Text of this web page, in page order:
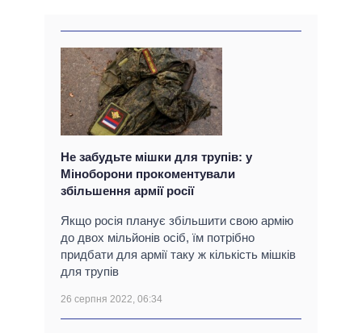
Не забудьте мішки для трупів: у
Міноборони прокоментували
збільшення армії росії
Якщо росія планує збільшити свою армію
до двох мільйонів осіб, їм потрібно
придбати для армії таку ж кількість мішків
для трупів
26 серпня 2022, 06:34